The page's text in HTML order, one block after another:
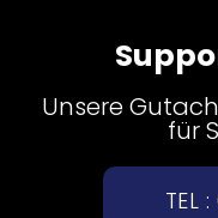
Unsere
für
TEL